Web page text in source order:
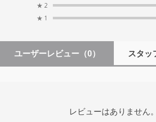
★ 2
★ 1
ユーザーレビュー （0） スタッ
レビューはありません。